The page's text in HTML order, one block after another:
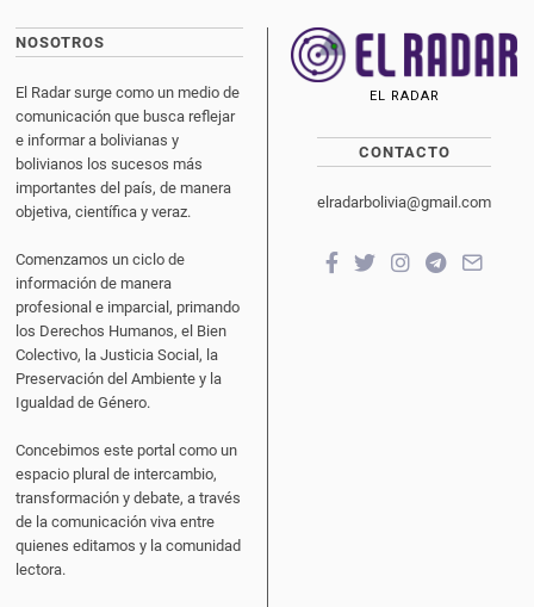
NOSOTROS
El Radar surge como un medio de
comunicación que busca reflejar
e informar a bolivianas y
bolivianos los sucesos más
importantes del país, de manera
objetiva, científica y veraz.
Comenzamos un ciclo de
información de manera
profesional e imparcial, primando
los Derechos Humanos, el Bien
Colectivo, la Justicia Social, la
Preservación del Ambiente y la
Igualdad de Género.
Concebimos este portal como un
espacio plural de intercambio,
transformación y debate, a través
de la comunicación viva entre
quienes editamos y la comunidad
lectora.
EL RADAR
CONTACTO
elradarbolivia@gmail.com